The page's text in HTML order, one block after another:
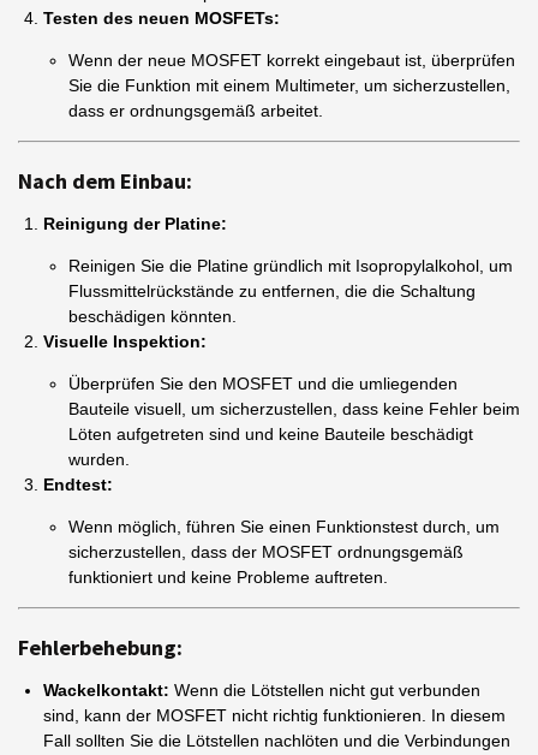
Testen des neuen MOSFETs:
Wenn der neue MOSFET korrekt eingebaut ist, überprüfen
Sie die Funktion mit einem Multimeter, um sicherzustellen,
dass er ordnungsgemäß arbeitet.
Nach dem Einbau:
Reinigung der Platine:
Reinigen Sie die Platine gründlich mit Isopropylalkohol, um
Flussmittelrückstände zu entfernen, die die Schaltung
beschädigen könnten.
Visuelle Inspektion:
Überprüfen Sie den MOSFET und die umliegenden
Bauteile visuell, um sicherzustellen, dass keine Fehler beim
Löten aufgetreten sind und keine Bauteile beschädigt
wurden.
Endtest:
Wenn möglich, führen Sie einen Funktionstest durch, um
sicherzustellen, dass der MOSFET ordnungsgemäß
funktioniert und keine Probleme auftreten.
Fehlerbehebung:
Wackelkontakt: Wenn die Lötstellen nicht gut verbunden
sind, kann der MOSFET nicht richtig funktionieren. In diesem
Fall sollten Sie die Lötstellen nachlöten und die Verbindungen